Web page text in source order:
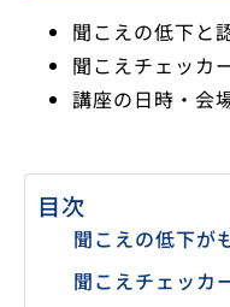
聞こえの低下と
聞こえチェッカ
講座の日時・会
目次
聞こえの低下が
聞こえチェッカ